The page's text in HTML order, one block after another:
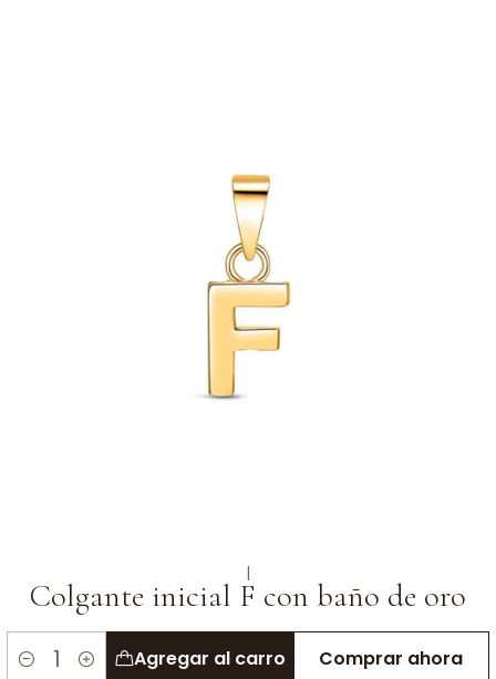
|
Colgante inicial F con baño de oro
Cantidad
Agregar al carro Comprar ahora